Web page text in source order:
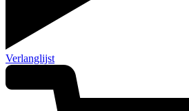
Verlanglijst